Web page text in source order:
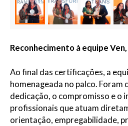
Reconhecimento à equipe
Ao final das certificações, a
homenageada no palco. Foram
dedicação, o compromisso e o
profissionais que atuam
orientação, empregabilidade,